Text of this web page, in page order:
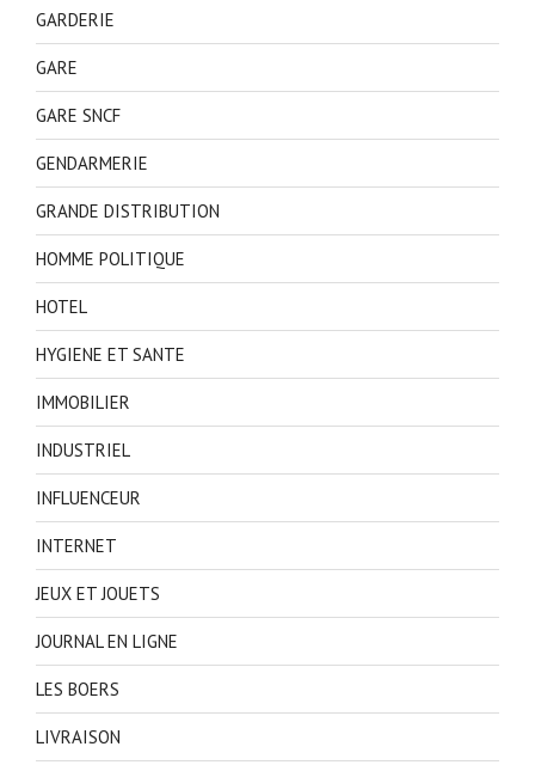
GARDERIE
GARE
GARE SNCF
GENDARMERIE
GRANDE DISTRIBUTION
HOMME POLITIQUE
HOTEL
HYGIENE ET SANTE
IMMOBILIER
INDUSTRIEL
INFLUENCEUR
INTERNET
JEUX ET JOUETS
JOURNAL EN LIGNE
LES BOERS
LIVRAISON